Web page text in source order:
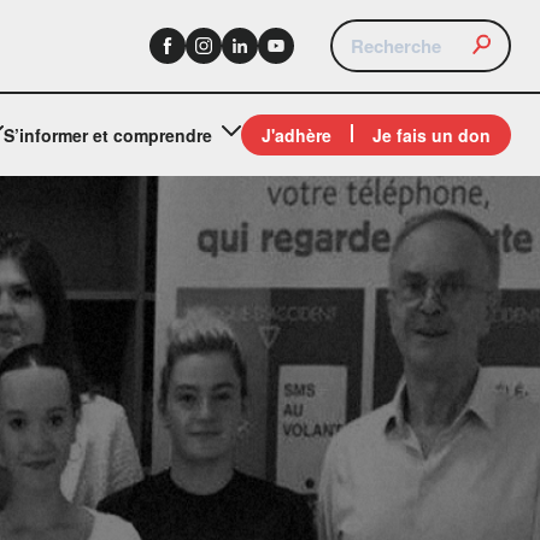
S’informer et comprendre J'adhère Je fais un don